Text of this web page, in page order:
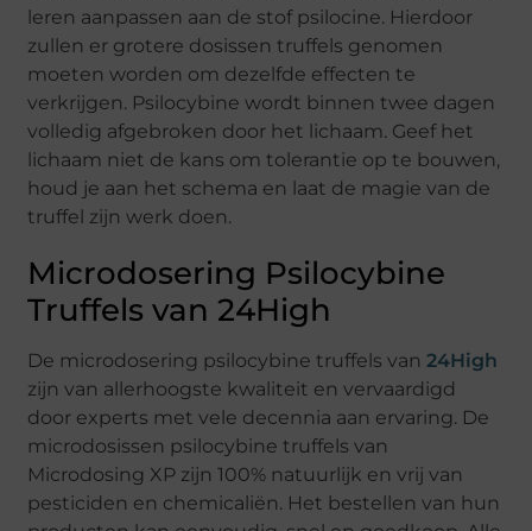
leren aanpassen aan de stof psilocine. Hierdoor
zullen er grotere dosissen truffels genomen
moeten worden om dezelfde effecten te
verkrijgen. Psilocybine wordt binnen twee dagen
volledig afgebroken door het lichaam. Geef het
lichaam niet de kans om tolerantie op te bouwen,
houd je aan het schema en laat de magie van de
truffel zijn werk doen.
Microdosering Psilocybine
Truffels van 24High
De microdosering psilocybine truffels van24High
zijn van allerhoogste kwaliteit en vervaardigd
door experts met vele decennia aan ervaring. De
microdosissen psilocybine truffels van
Microdosing XP zijn 100% natuurlijk en vrij van
pesticiden en chemicaliën. Het bestellen van hun